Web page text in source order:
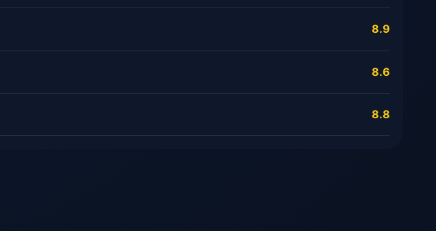
8.9
8.6
8.8